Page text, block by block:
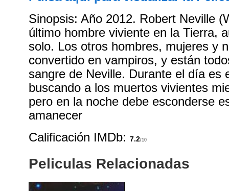
Sinopsis: Año 2012. Robert Neville
último hombre viviente en la Tierra,
solo. Los otros hombres, mujeres y
convertido en vampiros, y están
sangre de Neville. Durante el día es
buscando a los muertos vivientes
pero en la noche debe esconderse
amanecer
Calificación IMDb:7.2/10
Peliculas Relacionadas